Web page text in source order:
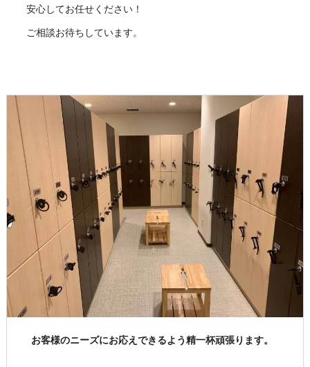
安心してお任せください！
ご相談お待ちしています。
お客様のニーズにお応えできるよう精一杯頑張ります。